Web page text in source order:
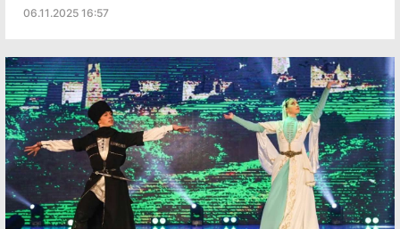
06.11.2025 16:57